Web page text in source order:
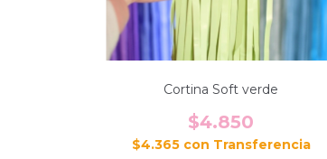
Cortina Soft verde
$4.850
$4.365 con